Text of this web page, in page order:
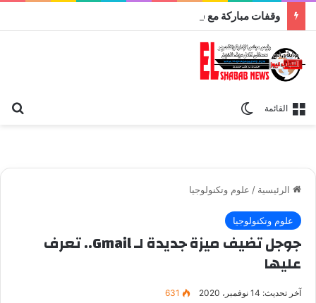
القائمة
الرئيسية / علوم وتكنولوجيا
علوم وتكنولوجيا
جوجل تضيف ميزة جديدة لـ Gmail.. تعرف
عليها
آخر تحديث: 14 نوفمبر، 2020 631